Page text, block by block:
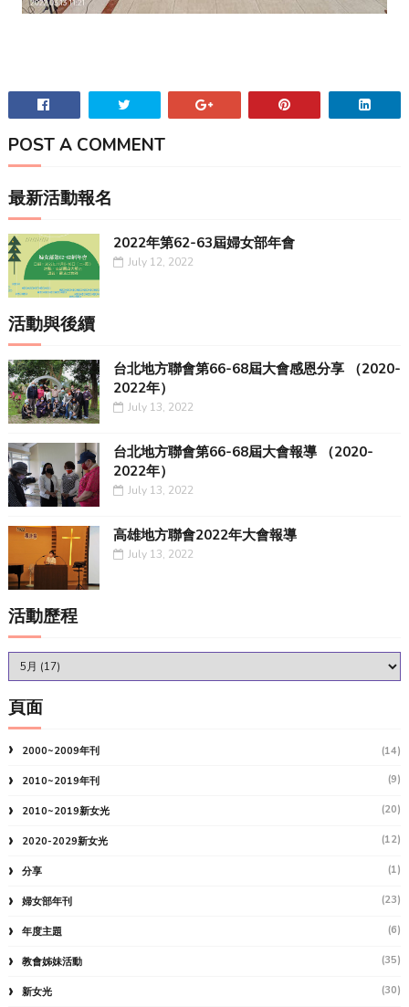
POST A COMMENT
最新活動報名
2022年第62-63屆婦女部年會
July 12, 2022
活動與後續
台北地方聯會第66-68屆大會感恩分享 （2020-
2022年）
July 13, 2022
台北地方聯會第66-68屆大會報導 （2020-
2022年）
July 13, 2022
高雄地方聯會2022年大會報導
July 13, 2022
活動歷程
頁面
2000~2009年刊 (14)
2010~2019年刊 (9)
2010~2019新女光 (20)
2020-2029新女光 (12)
分享 (1)
婦女部年刊 (23)
年度主題 (6)
教會姊妹活動 (35)
新女光 (30)